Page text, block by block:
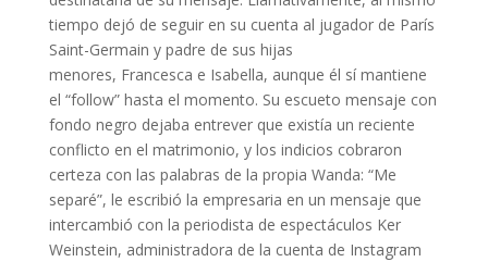
tiempo dejó de seguir en su cuenta al jugador de París
Saint-Germain y padre de sus hijas
menores, Francesca e Isabella, aunque él sí mantiene
el “follow” hasta el momento. Su escueto mensaje con
fondo negro dejaba entrever que existía un reciente
conflicto en el matrimonio, y los indicios cobraron
certeza con las palabras de la propia Wanda: “Me
separé”, le escribió la empresaria en un mensaje que
intercambió con la periodista de espectáculos Ker
Weinstein, administradora de la cuenta de Instagram